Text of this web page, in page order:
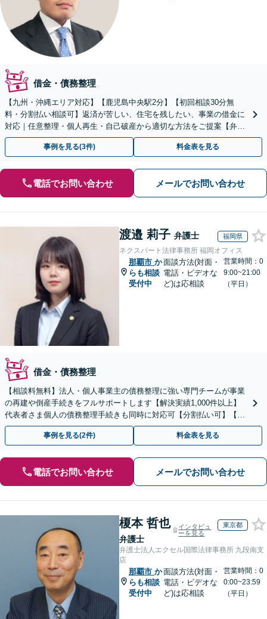
借金・債務整理
【九州・沖縄エリア対応】【鹿児島中央駅2分】【初回相談30分無
料・分割払い相談可】返済が苦しい、住宅を残したい、事業の借金に
対応｜任意整理・個人再生・自己破産から適切な方法をご提案【弁護
士歴10年以上】
事例を見る(3件) 料金表を見る
電話でお問い合わせ メールでお問い合わせ
渡邉 莉子 弁護士 福岡県
ネクスパート法律事務所 福岡オフィス
那覇市 か
らも相談
受付中
面談方法(対面・
電話・ビデオな
ど)は応相談
営業時間：0
9:00~21:00
（平日）
借金・債務整理
【相談料無料】法人・個人事業主の債務整理に強い専門チームが事業
の再建や倒産手続きをフルサポートします【解決実績1,000件以上】
代表者さま個人の債務整理手続きも同時に対応可【分割払い可】【後
払い応相談】【夜間・休日相談可】
事例を見る(2件) 料金表を見る
電話でお問い合わせ メールでお問い合わせ
榎本 哲也
弁護士
インタビュ
ーを見る
東京都
弁護士法人エクセル国際法律事務所 九段南支
店
那覇市 か
らも相談
受付中
面談方法(対面・
電話・ビデオな
ど)は応相談
営業時間：0
0:00~23:59
（平日）